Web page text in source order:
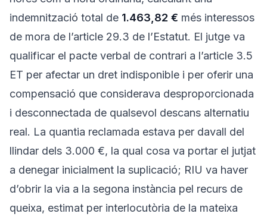
indemnització total de 1.463,82 € més interessos
de mora de l’article 29.3 de l’Estatut. El jutge va
qualificar el pacte verbal de contrari a l’article 3.5
ET per afectar un dret indisponible i per oferir una
compensació que considerava desproporcionada
i desconnectada de qualsevol descans alternatiu
real. La quantia reclamada estava per davall del
llindar dels 3.000 €, la qual cosa va portar el jutjat
a denegar inicialment la suplicació; RIU va haver
d’obrir la via a la segona instància pel recurs de
queixa, estimat per interlocutòria de la mateixa